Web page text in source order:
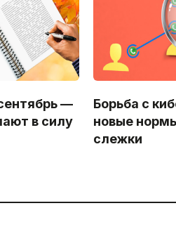
—
в силу
Борьба с
новые
слежки